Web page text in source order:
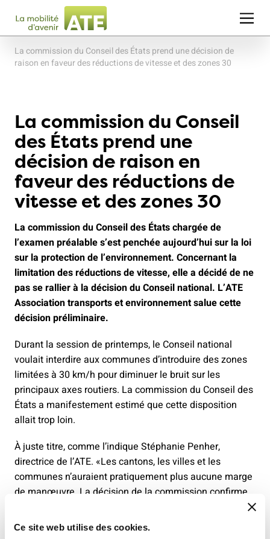
Ce site web utilise des cookies.
La commission du Conseil des États prend une décision de
raison en faveur des réductions de vitesse et des zones 30
La commission du Conseil
des États prend une
décision de raison en
faveur des réductions de
vitesse et des zones 30
La commission du Conseil des États chargée de
l’examen préalable s’est penchée aujourd’hui sur la loi
sur la protection de l’environnement. Concernant la
limitation des réductions de vitesse, elle a décidé de ne
pas se rallier à la décision du Conseil national. L’ATE
Association transports et environnement salue cette
décision préliminaire.
Durant la session de printemps, le Conseil national
voulait interdire aux communes d’introduire des zones
limitées à 30 km/h pour diminuer le bruit sur les
principaux axes routiers. La commission du Conseil des
États a manifestement estimé que cette disposition
allait trop loin.
À juste titre, comme l’indique Stéphanie Penher,
directrice de l’ATE. «Les cantons, les villes et les
communes n’auraient pratiquement plus aucune marge
de manœuvre. La décision de la commission confirme
la pratique actuelle et soutient les efforts entrepris dans
le domaine de la protection contre le bruit et de la